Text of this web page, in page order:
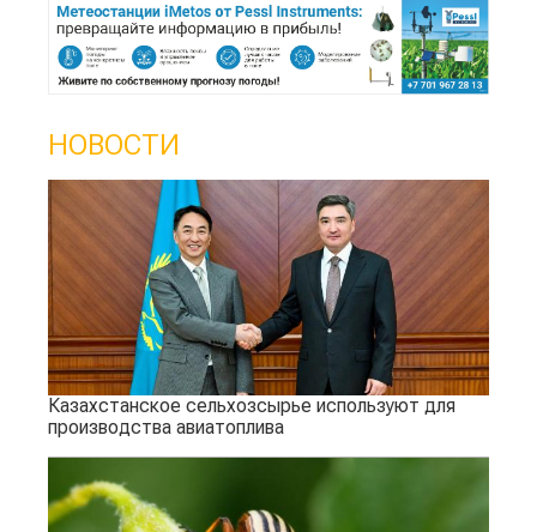
НОВОСТИ
Казахстанское сельхозсырье используют для
производства авиатоплива